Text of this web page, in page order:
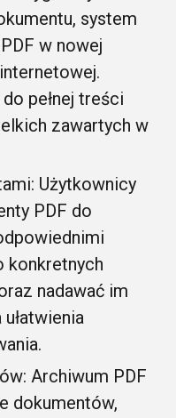
system
w nowej
pełnej treści
zawartych w
Użytkownicy
PDF do
konkretnych
nadawać im
Archiwum PDF
dokumentów,